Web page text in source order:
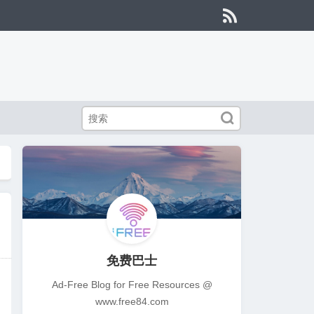


免费巴士
Ad-Free Blog for Free Resources @
www.free84.com